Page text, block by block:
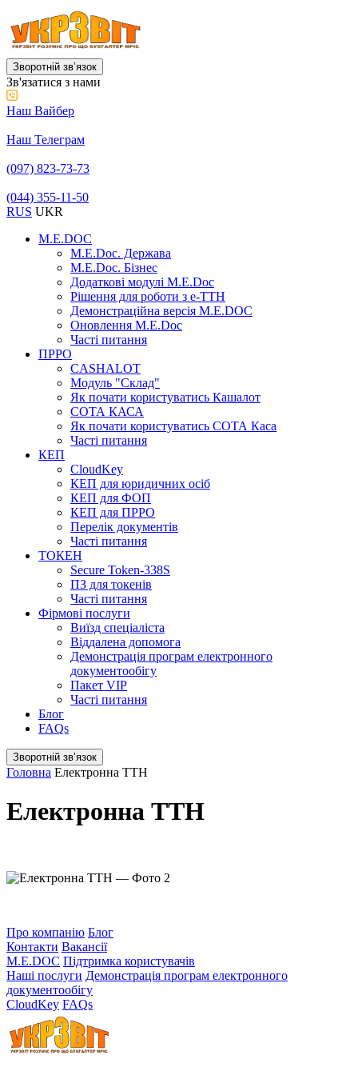
Зворотній звʼязок
Зв'язатися з нами
Наш Вайбер
Наш Телеграм
(097) 823-73-73
(044) 355-11-50
RUS UKR
M.E.DOC
M.E.Doc. Держава
M.E.Doc. Бізнес
Додаткові модулі M.E.Doc
Рішення для роботи з е-ТТН
Демонстраційна версія M.E.DOC
Оновлення M.E.Doc
Часті питання
ПРРО
CASHALOT
Модуль "Склад"
Як почати користуватись Кашалот
СОТА КАСА
Як почати користуватись СОТА Каса
Часті питання
КЕП
CloudKey
КЕП для юридичних осіб
КЕП для ФОП
КЕП для ПРРО
Перелік документів
Часті питання
ТОКЕН
Secure Token-338S
ПЗ для токенів
Часті питання
Фірмові послуги
Виїзд спеціаліста
Віддалена допомога
Демонстрація програм електронного
документообігу
Пакет VIP
Часті питання
Блог
FAQs
Зворотній звʼязок
Головна Електронна ТТН
Електронна ТТН
Про компанію Блог
Контакти Вакансії
M.E.DOC Підтримка користувачів
Наші послуги Демонстрація програм електронного
документообігу
CloudKey FAQs